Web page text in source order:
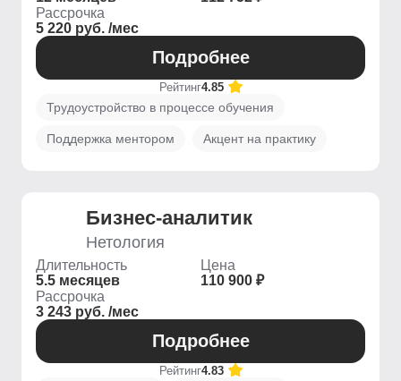
Рассрочка
5 220 руб. /мес
Подробнее
Рейтинг4.85
Трудоустройство в процессе обучения
Поддержка ментором Акцент на практику
Бизнес-аналитик
Нетология
Длительность
5.5 месяцев
Цена
110 900 ₽
Рассрочка
3 243 руб. /мес
Подробнее
Рейтинг4.83